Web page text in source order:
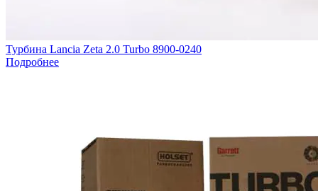
Турбина Lancia Zeta 2.0 Turbo 8900-0240
Подробнее